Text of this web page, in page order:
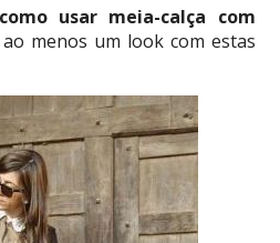
como usar meia-calça com
menos um look com estas